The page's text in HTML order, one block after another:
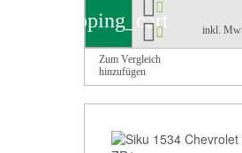
inkl.
shopping_cart
Zum Vergleich
hinzufügen